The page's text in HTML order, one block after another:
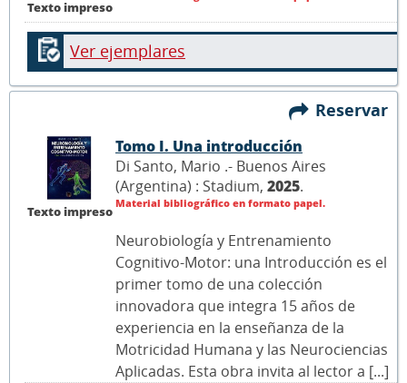
Texto impreso
Ver ejemplares
Reservar
Texto impreso
Tomo I. Una introducción
Di Santo, Mario .- Buenos Aires
(Argentina) : Stadium, 2025.
Material bibliográfico en formato papel.
Neurobiología y Entrenamiento
Cognitivo-Motor: una Introducción es el
primer tomo de una colección
innovadora que integra 15 años de
experiencia en la enseñanza de la
Motricidad Humana y las Neurociencias
Aplicadas. Esta obra invita al lector a [...]